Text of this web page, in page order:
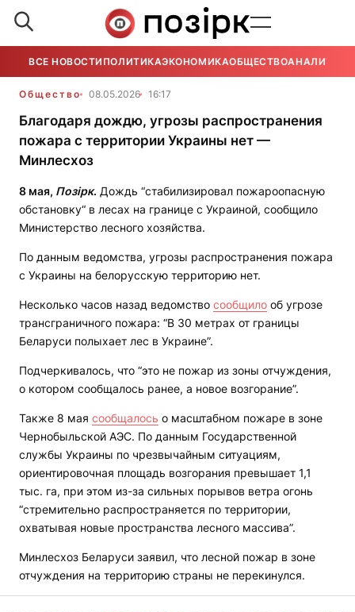
ВСЕ НОВОСТИ ПОЛИТИКАЭКОНОМИКАОБЩЕСТВОАНАЛИТИКА
Общество 08.05.2026 16:17
Благодаря дождю, угрозы распространения
пожара с территории Украины нет —
Минлесхоз
8 мая, Позірк. Дождь “стабилизировал пожароопасную
обстановку“ в лесах на границе с Украиной, сообщило
Министерство лесного хозяйства.
По данным ведомства, угрозы распространения пожара
с Украины на белорусскую территорию нет.
Несколько часов назад ведомство сообщило об угрозе
трансграничного пожара: “В 30 метрах от границы
Беларуси полыхает лес в Украине”.
Подчеркивалось, что “это не пожар из зоны отчуждения,
о котором сообщалось ранее, а новое возгорание”.
Также 8 мая сообщалось о масштабном пожаре в зоне
Чернобыльской АЭС. По данным Государственной
службы Украины по чрезвычайным ситуациям,
ориентировочная площадь возгорания превышает 1,1
тыс. га, при этом из-за сильных порывов ветра огонь
“стремительно распространяется по территории,
охватывая новые пространства лесного массива”.
Минлесхоз Беларуси заявил, что лесной пожар в зоне
отчуждения на территорию страны не перекинулся.